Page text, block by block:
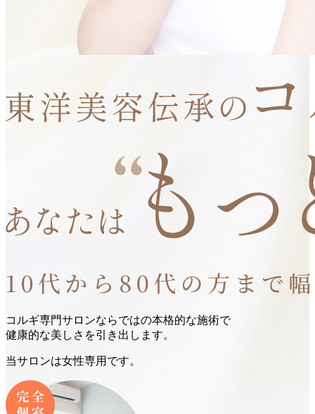
コルギ専門サロンならではの本格的な施術で
健康的な美しさを引き出します。
当サロンは女性専用です。